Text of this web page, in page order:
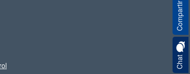
Chat
Compartir